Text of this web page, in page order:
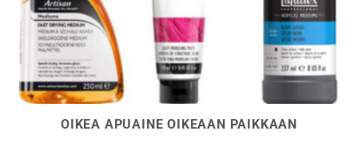
OIKEA APUAINE OIKEAAN PAIKKAAN